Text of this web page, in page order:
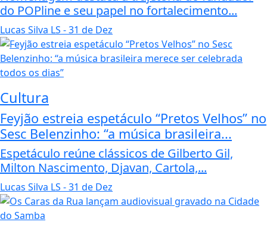
do POPline e seu papel no fortalecimento...
Lucas Silva LS - 31 de Dez
Cultura
Feyjão estreia espetáculo “Pretos Velhos” no
Sesc Belenzinho: “a música brasileira...
Espetáculo reúne clássicos de Gilberto Gil,
Milton Nascimento, Djavan, Cartola,...
Lucas Silva LS - 31 de Dez